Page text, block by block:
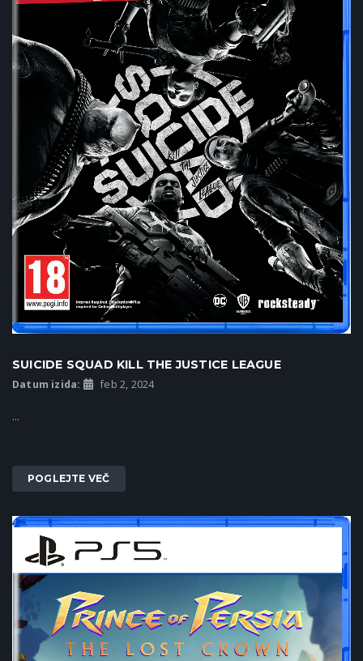
SUICIDE SQUAD KILL THE JUSTICE LEAGUE
Datum izida: feb 2, 2024
...
POGLEJTE VEČ